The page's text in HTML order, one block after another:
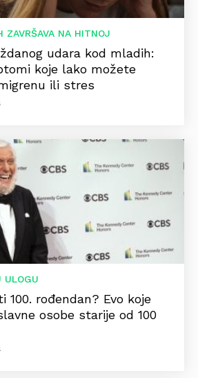
ZAVRŠAVA NA HITNOJ
udara kod mladih:
koje lako možete
ili stres
ULOGU
100. rođendan? Evo koje
osobe starije od 100